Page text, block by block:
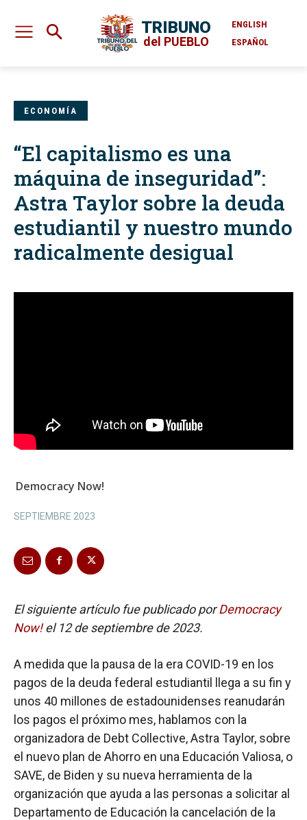
TRIBUNO
del PUEBLO
ENGLISH
ESPAÑOL
ECONOMÍA
“El capitalismo es una
máquina de inseguridad”:
Astra Taylor sobre la deuda
estudiantil y nuestro mundo
radicalmente desigual
Democracy Now!
SEPTIEMBRE 2023
El siguiente artículo fue publicado porDemocracy
Now!el 12 de septiembre de 2023.
A medida que la pausa de la era COVID-19 en los
pagos de la deuda federal estudiantil llega a su fin y
unos 40 millones de estadounidenses reanudarán
los pagos el próximo mes, hablamos con la
organizadora de Debt Collective, Astra Taylor, sobre
el nuevo plan de Ahorro en una Educación Valiosa, o
SAVE, de Biden y su nueva herramienta de la
organización que ayuda a las personas a solicitar al
Departamento de Educación la cancelación de la